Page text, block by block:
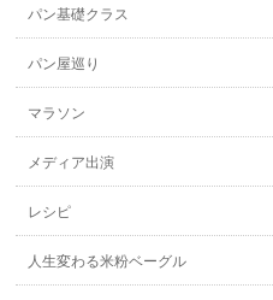
パン基礎クラス
パン屋巡り
マラソン
メディア出演
レシピ
人生変わる米粉ベーグル